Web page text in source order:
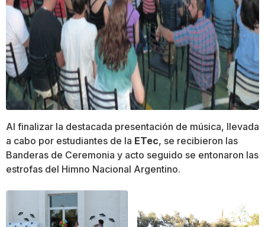
Al finalizar la destacada presentación de música, llevada
a cabo por estudiantes de la ETec, se recibieron las
Banderas de Ceremonia y acto seguido se entonaron las
estrofas del Himno Nacional Argentino.